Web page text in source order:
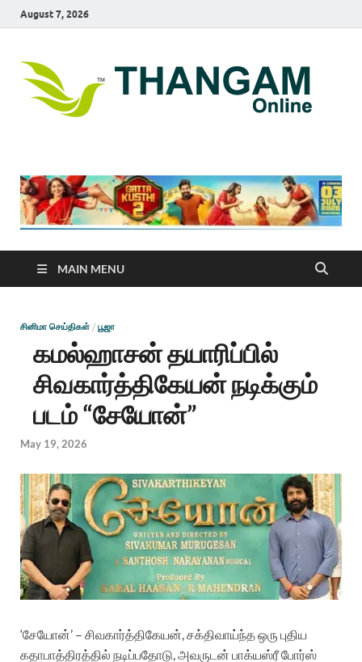
August 7, 2026
MAIN MENU
சினிமா செய்திகள் / பூஜா
கமல்ஹாசன் தயாரிப்பில்
சிவகார்த்திகேயன் நடிக்கும்
படம் “சேயோன்”
May 19, 2026
‘சேயோன்’ – சிவகார்த்திகேயன், சக்திவாய்ந்த ஒரு புதிய
கதாபாத்திரத்தில் நடிப்பதோடு, அவருடன் பாக்யஸ்ரீ போர்ஸ்